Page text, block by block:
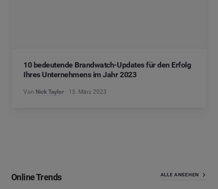
10 bedeutende Brandwatch-Updates für den Erfolg
Ihres Unternehmens im Jahr 2023
Von Nick Taylor 15. März 2023
Online Trends ALLE ANSEHEN